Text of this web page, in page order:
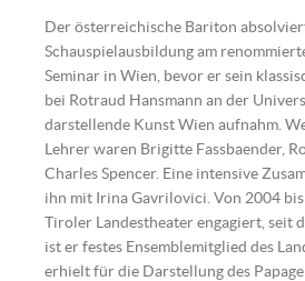
Der österreichische Bariton
Schauspielausbildung am
Seminar in Wien, bevor er sein
bei Rotraud Hansmann an der
darstellende Kunst Wien aufnahm.
Lehrer waren Brigitte Fassbaender,
Charles Spencer. Eine intensive
ihn mit Irina Gavrilovici. Von 2004
Tiroler Landestheater engagiert, seit
ist er festes Ensemblemitglied des
erhielt für die Darstellung des